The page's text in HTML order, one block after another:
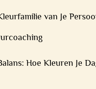
van Je
Hoe Kleuren Je